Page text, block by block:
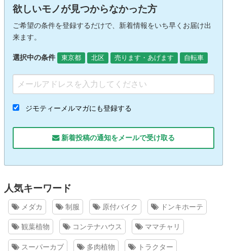
欲しいモノが見つからなかった方
ご希望の条件を登録するだけで、新着情報をいち早くお届け出
来ます。
選択中の条件 東京都 北区 売ります・あげます 自転車
ジモティーメルマガにも登録する
新着投稿の通知をメールで受け取る
人気キーワード
メダカ 制服 原付バイク ドンキホーテ
観葉植物 コンテナハウス ママチャリ
スーパーカブ 多肉植物 トラクター